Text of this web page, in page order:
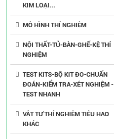
KIM LOẠI...
MÔ HÌNH THÍ NGHIỆM
NỘI THẤT-TỦ-BÀN-GHẾ-KỆ THÍ
NGHIỆM
TEST KITS-BỘ KIT ĐO-CHUẨN
ĐOÁN-KIỂM TRA-XÉT NGHIỆM -
TEST NHANH
VẬT TƯ THÍ NGHIỆM TIÊU HAO
KHÁC